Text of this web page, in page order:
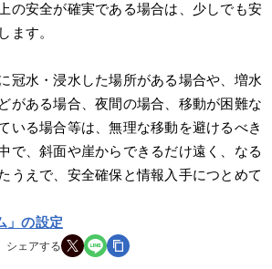
の安全が確実である場合は、少しでも安
ます。
冠水・浸水した場所がある場合や、増水
がある場合、夜間の場合、移動が困難な
いる場合等は、無理な移動を避けるべき
で、斜面や崖からできるだけ遠く、なる
うえで、安全確保と情報入手につとめて
」の設定
シェアする